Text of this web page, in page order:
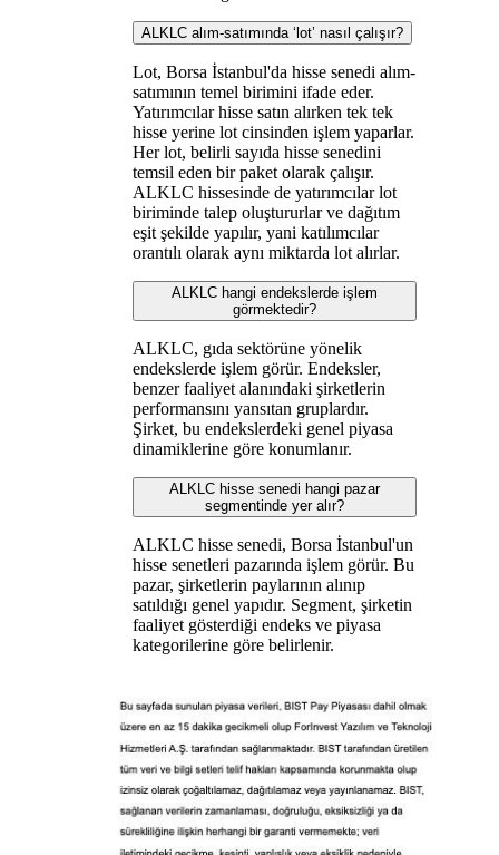
ALKLC alım-satımında ‘lot’ nasıl çalışır?
Lot, Borsa İstanbul'da hisse senedi alım-
satımının temel birimini ifade eder.
Yatırımcılar hisse satın alırken tek tek
hisse yerine lot cinsinden işlem yaparlar.
Her lot, belirli sayıda hisse senedini
temsil eden bir paket olarak çalışır.
ALKLC hissesinde de yatırımcılar lot
biriminde talep oluştururlar ve dağıtım
eşit şekilde yapılır, yani katılımcılar
orantılı olarak aynı miktarda lot alırlar.
ALKLC hangi endekslerde işlem
görmektedir?
ALKLC, gıda sektörüne yönelik
endekslerde işlem görür. Endeksler,
benzer faaliyet alanındaki şirketlerin
performansını yansıtan gruplardır.
Şirket, bu endekslerdeki genel piyasa
dinamiklerine göre konumlanır.
ALKLC hisse senedi hangi pazar
segmentinde yer alır?
ALKLC hisse senedi, Borsa İstanbul'un
hisse senetleri pazarında işlem görür. Bu
pazar, şirketlerin paylarının alınıp
satıldığı genel yapıdır. Segment, şirketin
faaliyet gösterdiği endeks ve piyasa
kategorilerine göre belirlenir.